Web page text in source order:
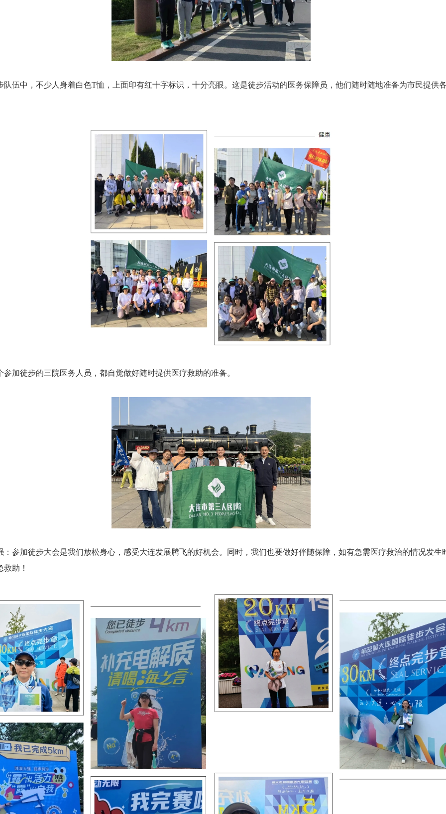
队伍中，不少人身着白色T恤，上面印有红十字标识，十分亮眼。这是徒步活动的医务保障员，他们随时随地准备为市民提供
参加徒步的三院医务人员，都自觉做好随时提供医疗救助的准备。
：参加徒步大会是我们放松身心，感受大连发展腾飞的好机会。同时，我们也要做好伴随保障，如有急需医疗救治的情况发生
助！